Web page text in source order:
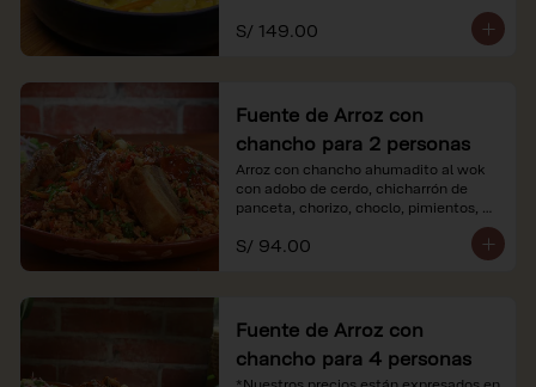
*Nuestros precios están expresados en
soles e incluyen impuestos de ley y
S/ 149.00
Fuente de Arroz con
chancho para 2 personas
Arroz con chancho ahumadito al wok
con adobo de cerdo, chicharrón de
panceta, chorizo, choclo, pimientos,
*Nuestros precios están expresados en
S/ 94.00
Fuente de Arroz con
chancho para 4 personas